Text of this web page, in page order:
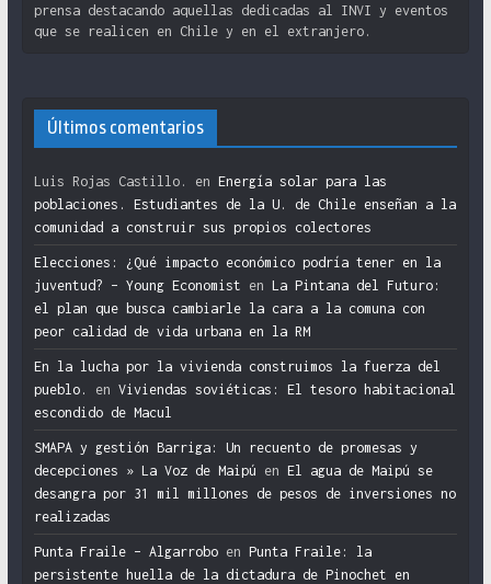
prensa destacando aquellas dedicadas al INVI y eventos
que se realicen en Chile y en el extranjero.
Últimos comentarios
Luis Rojas Castillo. en Energía solar para las
poblaciones. Estudiantes de la U. de Chile enseñan a la
comunidad a construir sus propios colectores
Elecciones: ¿Qué impacto económico podría tener en la
juventud? – Young Economist en La Pintana del Futuro:
el plan que busca cambiarle la cara a la comuna con
peor calidad de vida urbana en la RM
En la lucha por la vivienda construimos la fuerza del
pueblo.
en Viviendas soviéticas: El tesoro habitacional
escondido de Macul
SMAPA y gestión Barriga: Un recuento de promesas y
decepciones » La Voz de Maipú en El agua de Maipú se
desangra por 31 mil millones de pesos de inversiones no
realizadas
Punta Fraile – Algarroboen Punta Fraile: la
persistente huella de la dictadura de Pinochet en